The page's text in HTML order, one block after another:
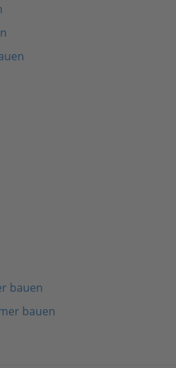
bauen
bauen